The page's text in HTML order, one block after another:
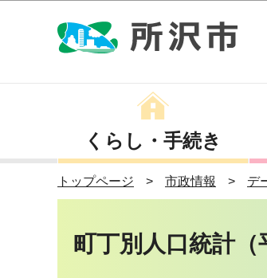
くらし・手続き
トップページ 市政情報 デ
町丁別人口統計（